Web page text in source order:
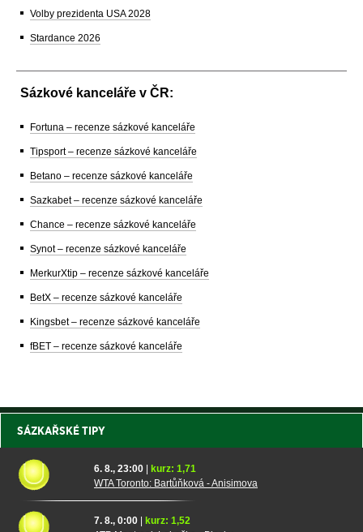
Volby prezidenta USA 2028
Stardance 2026
Sázkové kanceláře v ČR:
Fortuna – recenze sázkové kanceláře
Tipsport – recenze sázkové kanceláře
Betano – recenze sázkové kanceláře
Sazkabet – recenze sázkové kanceláře
Chance – recenze sázkové kanceláře
Synot – recenze sázkové kanceláře
MerkurXtip – recenze sázkové kanceláře
BetX – recenze sázkové kanceláře
Kingsbet – recenze sázkové kanceláře
fBET – recenze sázkové kanceláře
SÁZKAŘSKÉ TIPY
6. 8., 23:00
kurz: 1,71
WTA Toronto: Bartůňková - Anisimova
7. 8., 0:00
kurz: 1,52